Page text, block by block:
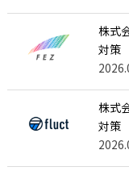
株式
対策
株式
対策